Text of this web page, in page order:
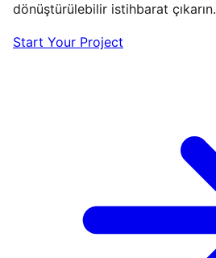
dönüştürülebilir istihbarat çıkarın.
Start Your Project